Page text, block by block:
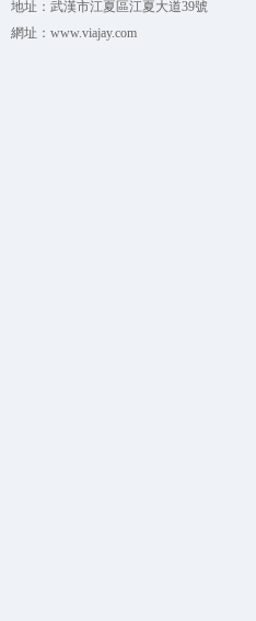
地址： 武漢市江夏區江夏大道39號
網址： www.viajay.com